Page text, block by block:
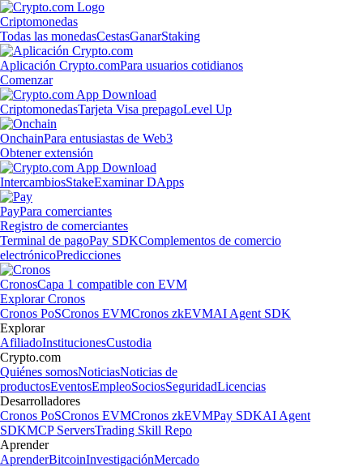
Criptomonedas
Todas las monedasCestasGanarStaking
Aplicación Crypto.comPara usuarios cotidianos
Comenzar
CriptomonedasTarjeta Visa prepagoLevel Up
OnchainPara entusiastas de Web3
Obtener extensión
IntercambiosStakeExaminar DApps
PayPara comerciantes
Registro de comerciantes
Terminal de pagoPay SDKComplementos de comercio
electrónicoPredicciones
CronosCapa 1 compatible con EVM
Explorar Cronos
Cronos PoSCronos EVMCronos zkEVMAI Agent SDK
Explorar
AfiliadoInstitucionesCustodia
Crypto.com
Quiénes somosNoticiasNoticias de
productosEventosEmpleoSociosSeguridadLicencias
Desarrolladores
Cronos PoSCronos EVMCronos zkEVMPay SDKAI Agent
SDKMCP ServersTrading Skill Repo
Aprender
AprenderBitcoinInvestigaciónMercado